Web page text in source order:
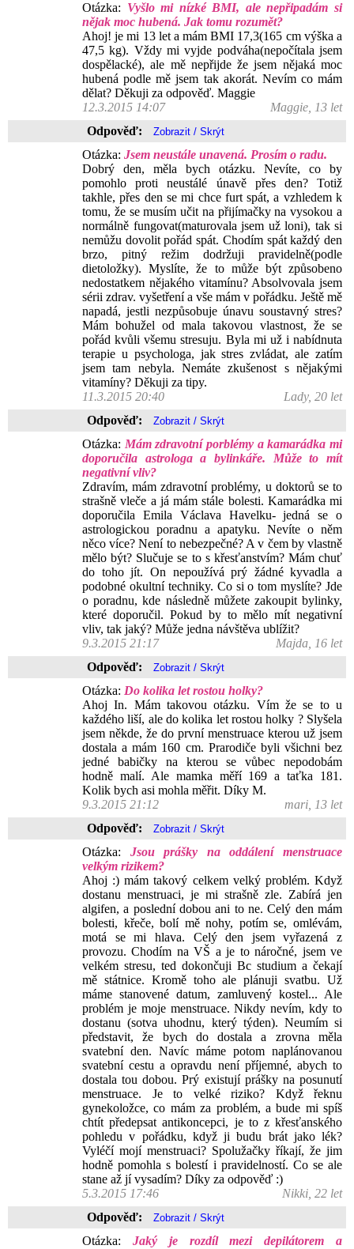
Otázka: Vyšlo mi nízké BMI, ale nepřipadám si
nějak moc hubená. Jak tomu rozumět?
Ahoj! je mi 13 let a mám BMI 17,3(165 cm výška a
47,5 kg). Vždy mi vyjde podváha(nepočítala jsem
dospělacké), ale mě nepřijde že jsem nějaká moc
hubená podle mě jsem tak akorát. Nevím co mám
dělat? Děkuji za odpověď. Maggie
12.3.2015 14:07
Maggie, 13 let
Odpověď:
Otázka: Jsem neustále unavená. Prosím o radu.
Dobrý den, měla bych otázku. Nevíte, co by
pomohlo proti neustálé únavě přes den? Totiž
takhle, přes den se mi chce furt spát, a vzhledem k
tomu, že se musím učit na přijímačky na vysokou a
normálně fungovat(maturovala jsem už loni), tak si
nemůžu dovolit pořád spát. Chodím spát každý den
brzo, pitný režim dodržuji pravidelně(podle
dietoložky). Myslíte, že to může být způsobeno
nedostatkem nějakého vitamínu? Absolvovala jsem
sérii zdrav. vyšetření a vše mám v pořádku. Ještě mě
napadá, jestli nezpůsobuje únavu soustavný stres?
Mám bohužel od mala takovou vlastnost, že se
pořád kvůli všemu stresuju. Byla mi už i nabídnuta
terapie u psychologa, jak stres zvládat, ale zatím
jsem tam nebyla. Nemáte zkušenost s nějakými
vitamíny? Děkuji za tipy.
11.3.2015 20:40
Lady, 20 let
Odpověď:
Otázka: Mám zdravotní porblémy a kamarádka mi
doporučila astrologa a bylinkáře. Může to mít
negativní vliv?
Zdravím, mám zdravotní problémy, u doktorů se to
strašně vleče a já mám stále bolesti. Kamarádka mi
doporučila Emila Václava Havelku- jedná se o
astrologickou poradnu a apatyku. Nevíte o něm
něco více? Není to nebezpečné? A v čem by vlastně
mělo být? Slučuje se to s křesťanstvím? Mám chuť
do toho jít. On nepoužívá prý žádné kyvadla a
podobné okultní techniky. Co si o tom myslíte? Jde
o poradnu, kde následně můžete zakoupit bylinky,
které doporučil. Pokud by to mělo mít negativní
vliv, tak jaký? Může jedna návštěva ublížit?
9.3.2015 21:17
Majda, 16 let
Odpověď:
Otázka: Do kolika let rostou holky?
Ahoj In. Mám takovou otázku. Vím že se to u
každého liší, ale do kolika let rostou holky ? Slyšela
jsem někde, že do první menstruace kterou už jsem
dostala a mám 160 cm. Prarodiče byli všichni bez
jedné babičky na kterou se vůbec nepodobám
hodně malí. Ale mamka měří 169 a taťka 181.
Kolik bych asi mohla měřit. Díky M.
9.3.2015 21:12
mari, 13 let
Odpověď:
Otázka: Jsou prášky na oddálení menstruace
velkým rizikem?
Ahoj :) mám takový celkem velký problém. Když
dostanu menstruaci, je mi strašně zle. Zabírá jen
algifen, a poslední dobou ani to ne. Celý den mám
bolesti, křeče, bolí mě nohy, potím se, omlévám,
motá se mi hlava. Celý den jsem vyřazená z
provozu. Chodím na VŠ a je to náročné, jsem ve
velkém stresu, ted dokončuji Bc studium a čekají
mě státnice. Kromě toho ale plánuji svatbu. Už
máme stanovené datum, zamluvený kostel... Ale
problém je moje menstruace. Nikdy nevím, kdy to
dostanu (sotva uhodnu, který týden). Neumím si
představit, že bych do dostala a zrovna měla
svatební den. Navíc máme potom naplánovanou
svatební cestu a opravdu není příjemné, abych to
dostala tou dobou. Prý existují prášky na posunutí
menstruace. Je to velké riziko? Když řeknu
gynekoložce, co mám za problém, a bude mi spíš
chtít předepsat antikoncepci, je to z křesťanského
pohledu v pořádku, když ji budu brát jako lék?
Vyléčí mojí menstruaci? Spolužačky říkají, že jim
hodně pomohla s bolestí i pravidelností. Co se ale
stane až jí vysadím? Díky za odpověď :)
5.3.2015 17:46
Nikki, 22 let
Odpověď:
Otázka: Jaký je rozdíl mezi depilátorem a